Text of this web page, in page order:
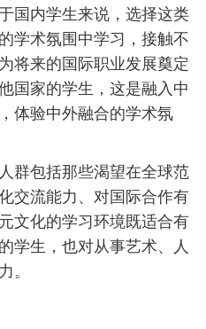
国内学生来说，选择这类
学术氛围中学习，接触不
将来的国际职业发展奠定
国家的学生，这是融入中
体验中外融合的学术氛
群包括那些渴望在全球范
交流能力、对国际合作有
文化的学习环境既适合有
学生，也对从事艺术、人
。